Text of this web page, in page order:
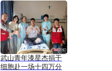
武山青年漆星杰捐干
细胞赴一场十四万分